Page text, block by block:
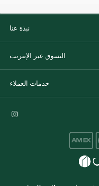
نبذة عنا
التسوق عبر الإنترنت
خدمات العملاء